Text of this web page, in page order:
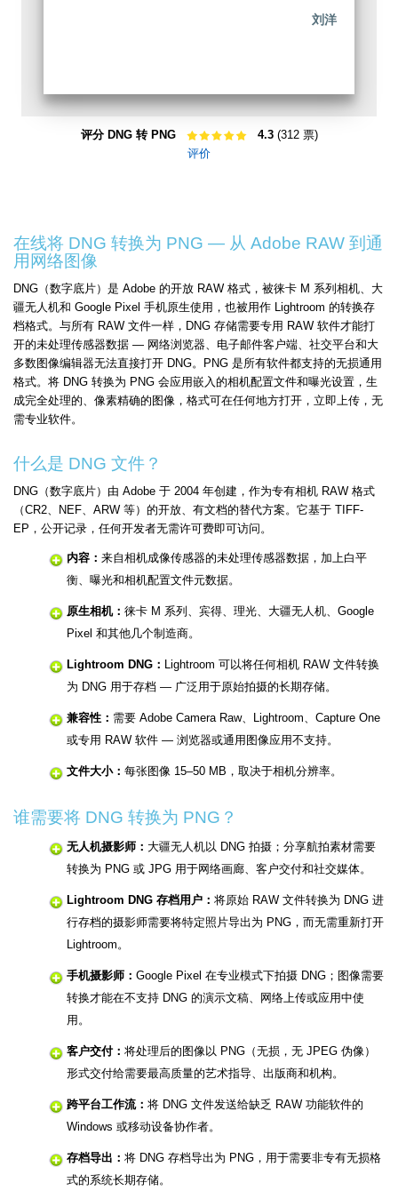
刘洋
评分 DNG 转 PNG 4.3(312 票)
评价
在线将 DNG 转换为 PNG — 从 Adobe RAW 到通
用网络图像
DNG（数字底片）是 Adobe 的开放 RAW 格式，被徕卡 M 系列相机、大
疆无人机和 Google Pixel 手机原生使用，也被用作 Lightroom 的转换存
档格式。与所有 RAW 文件一样，DNG 存储需要专用 RAW 软件才能打
开的未处理传感器数据 — 网络浏览器、电子邮件客户端、社交平台和大
多数图像编辑器无法直接打开 DNG。PNG 是所有软件都支持的无损通用
格式。将 DNG 转换为 PNG 会应用嵌入的相机配置文件和曝光设置，生
成完全处理的、像素精确的图像，格式可在任何地方打开，立即上传，无
需专业软件。
什么是 DNG 文件？
DNG（数字底片）由 Adobe 于 2004 年创建，作为专有相机 RAW 格式
（CR2、NEF、ARW 等）的开放、有文档的替代方案。它基于 TIFF-
EP，公开记录，任何开发者无需许可费即可访问。
内容： 来自相机成像传感器的未处理传感器数据，加上白平
衡、曝光和相机配置文件元数据。
原生相机： 徕卡 M 系列、宾得、理光、大疆无人机、Google
Pixel 和其他几个制造商。
Lightroom DNG： Lightroom 可以将任何相机 RAW 文件转换
为 DNG 用于存档 — 广泛用于原始拍摄的长期存储。
兼容性： 需要 Adobe Camera Raw、Lightroom、Capture One
或专用 RAW 软件 — 浏览器或通用图像应用不支持。
文件大小： 每张图像 15–50 MB，取决于相机分辨率。
谁需要将 DNG 转换为 PNG？
无人机摄影师： 大疆无人机以 DNG 拍摄；分享航拍素材需要
转换为 PNG 或 JPG 用于网络画廊、客户交付和社交媒体。
Lightroom DNG 存档用户： 将原始 RAW 文件转换为 DNG 进
行存档的摄影师需要将特定照片导出为 PNG，而无需重新打开
Lightroom。
手机摄影师： Google Pixel 在专业模式下拍摄 DNG；图像需要
转换才能在不支持 DNG 的演示文稿、网络上传或应用中使
用。
客户交付： 将处理后的图像以 PNG（无损，无 JPEG 伪像）
形式交付给需要最高质量的艺术指导、出版商和机构。
跨平台工作流： 将 DNG 文件发送给缺乏 RAW 功能软件的
Windows 或移动设备协作者。
存档导出： 将 DNG 存档导出为 PNG，用于需要非专有无损格
式的系统长期存储。